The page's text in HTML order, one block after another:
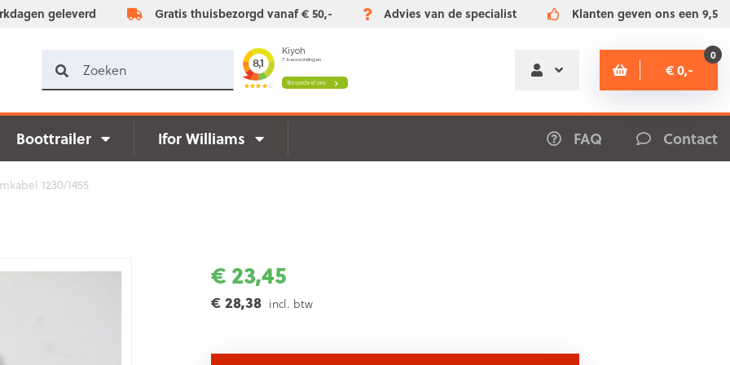
geleverd Gratis thuisbezorgd vanaf € 50,- Advies van de specialist Klanten geven ons een 9,5
€ 0,-
0
Boottrailer Ifor Williams FAQ Contact
1230/1455
€ 23,45
€ 28,38 incl. btw